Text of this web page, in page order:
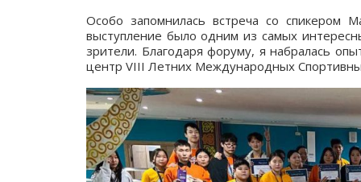
Особо запомнилась встреча со спикером
выступление было одним из самых
зрители. Благодаря форуму, я набралась
центр VIII Летних Международных